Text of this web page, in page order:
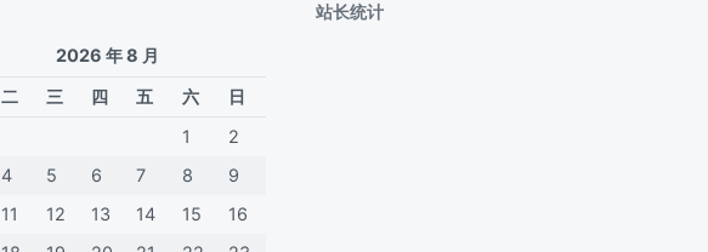
2026 年 8 月
二 三 四 五 六
日
1
2
4 5 6 7 8
9
11 12 13 14 15
16
站长统计